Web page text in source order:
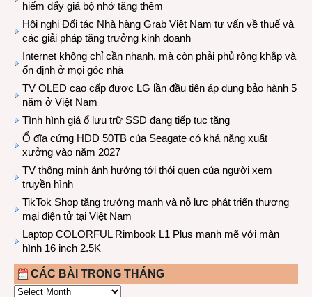
hiếm đẩy giá bộ nhớ tăng thêm
Hội nghị Đối tác Nhà hàng Grab Việt Nam tư vấn về thuế và
các giải pháp tăng trưởng kinh doanh
Internet không chỉ cần nhanh, mà còn phải phủ rộng khắp và
ổn định ở mọi góc nhà
TV OLED cao cấp được LG lần đầu tiên áp dụng bảo hành 5
năm ở Việt Nam
Tình hình giá ổ lưu trữ SSD đang tiếp tục tăng
Ổ đĩa cứng HDD 50TB của Seagate có khả năng xuất
xưởng vào năm 2027
TV thông minh ảnh hưởng tới thói quen của người xem
truyền hình
TikTok Shop tăng trưởng mạnh và nỗ lực phát triển thương
mại điện tử tại Việt Nam
Laptop COLORFUL Rimbook L1 Plus mạnh mẽ với màn
hình 16 inch 2.5K
CÁC BÀI TRONG THÁNG
CÁC